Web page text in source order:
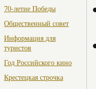
70-летие Победы
Общественный совет
Информация для
туристов
Год Российского кино
Крестецкая строчка